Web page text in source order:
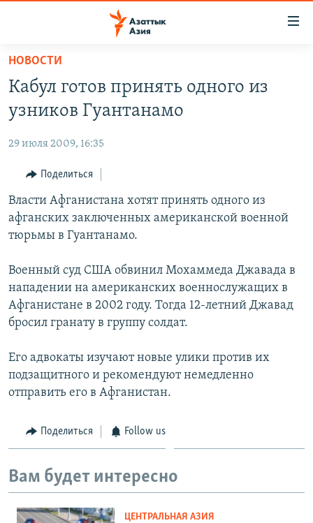
Вернуться
основному
содержанию
Вернутся
навигации
Вернутся
поиску
ЦЕНТРАЛЬНАЯ АЗИЯ
КАЗАХСТАН
УЗБЕКИСТАН
ТАДЖИКИСТАН
НОВОСТИ
ВОЙНА В УКРАИНЕ
НА ДРУГИХ ЯЗЫКАХ
ҚАЗАҚША
КЫРГЫЗЧА
TÜRKMENÇE
НОВОСТИ
Кабул готов принять одного из
узников Гуантанамо
29 июля 2009, 16:35
Поделиться
Власти Афганистана хотят принять одного из
афганских заключенных американской военной
тюрьмы в Гуантанамо.
Военный суд США обвинил Мохаммеда Джавада в
нападении на американских военнослужащих в
Афганистане в 2002 году. Тогда 12-летний Джавад
бросил гранату в группу солдат.
Его адвокаты изучают новые улики против их
подзащитного и рекомендуют немедленно
отправить его в Афганистан.
Поделиться Follow us
Вам будет интересно
ЦЕНТРАЛЬНАЯ АЗИЯ